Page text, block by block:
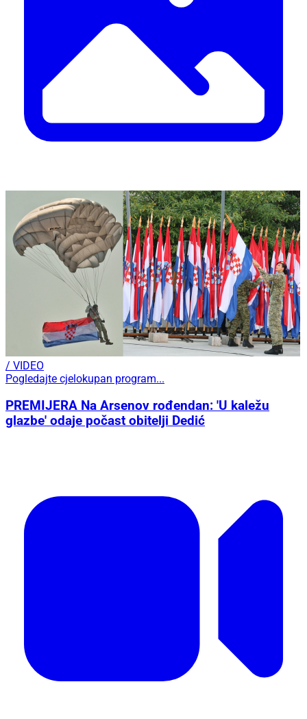
/ VIDEO
Pogledajte cjelokupan program...
PREMIJERA Na Arsenov rođendan: 'U kaležu
glazbe' odaje počast obitelji Dedić